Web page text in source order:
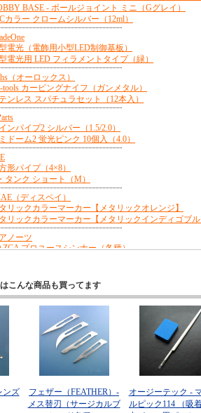
こんな商品も買ってます
ンズ
フェザー（FEATHER）-
メス替刃（サージカルブ
オージーテック -
ルピック114 （吸